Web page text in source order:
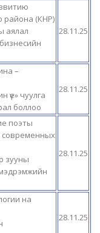
района (КНР)
аялал
28.11.25
–
үе» чуулга
боллоо
28.11.25
поэты
современных
зууны
28.11.25
на
28.11.25